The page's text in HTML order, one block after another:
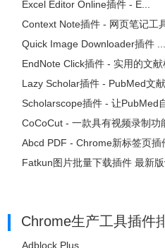
Excel Editor Online插件 - E...
Context Note插件 - 网页笔记工
Quick Image Downloader插件 ...
EndNote Click插件 - 实用的文
Lazy Scholar插件 - PubMed文献
Scholarscope插件 - 让PubMed
CoCoCut - 一款具有视频录制功
Abcd PDF - Chrome新标签页插
Fatkun图片批量下载插件 最新
Chrome生产工具插件
Adblock Plus